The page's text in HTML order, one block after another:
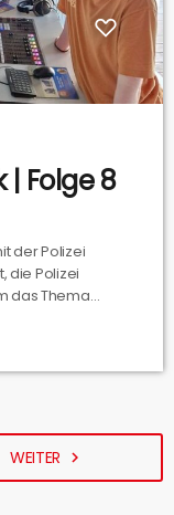
| Folge 8
der Polizei
die Polizei
das Thema
der
WEITER navigate_next